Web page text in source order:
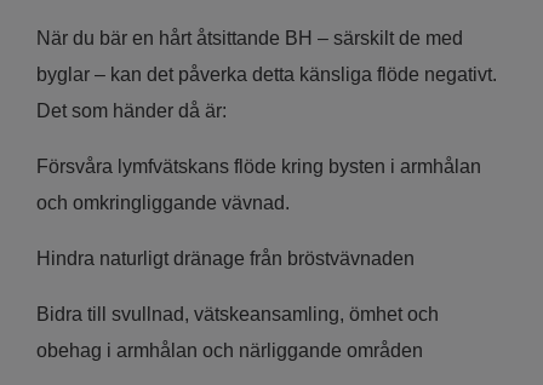
När du bär en hårt åtsittande BH – särskilt de med
byglar – kan det påverka detta känsliga flöde negativt.
Det som händer då är:
Försvåra lymfvätskans flöde kring bysten i armhålan
och omkringliggande vävnad.
Hindra naturligt dränage från bröstvävnaden
Bidra till svullnad, vätskeansamling, ömhet och
obehag i armhålan och närliggande områden